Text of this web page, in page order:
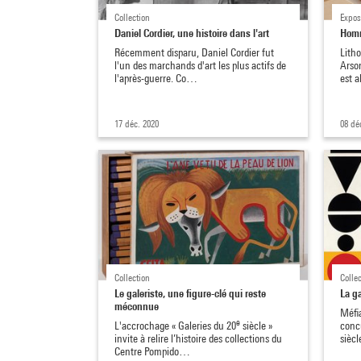
Collection
Daniel Cordier, une histoire dans l'art
Récemment disparu, Daniel Cordier fut
l'un des marchands d'art les plus actifs de
l'après-guerre. Co…
17 déc. 2020
est
08
Collection
Le galeriste, une figure-clé qui reste
méconnue
L'accrochage « Galeries du 20e siècle »
invite à relire l’histoire des collections du
Centre Pompido…
La